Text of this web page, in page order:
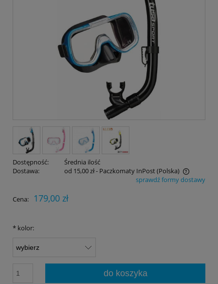
Dostępność:
Średnia ilość
Dostawa:
od 15,00 zł- Paczkomaty InPost(Polska)
Cena nie zawiera ewentualnych kosztów płatnościsprawdź formy dostawy
Cena: 179,00 zł
* kolor:
do koszyka